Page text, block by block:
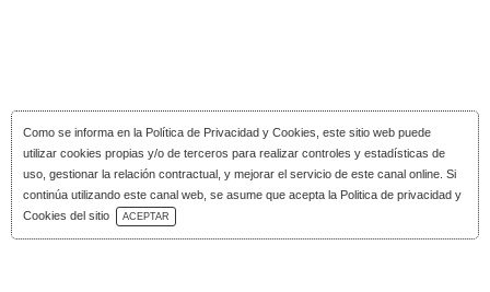
Como se informa en la Política de Privacidad y Cookies , este sitio web puede
utilizar cookies propias y/o de terceros para realizar controles y estadísticas de
uso, gestionar la relación contractual, y mejorar el servicio de este canal online. Si
continúa utilizando este canal web, se asume que acepta la Politica de privacidad y
Cookies del sitio
ACEPTAR
Descarga Catálogo